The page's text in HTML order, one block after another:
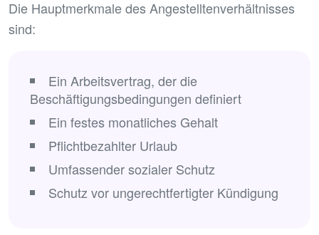
Die Hauptmerkmale des Angestelltenverhältnisses
sind:
Ein Arbeitsvertrag, der die
Beschäftigungsbedingungen definiert
Ein festes monatliches Gehalt
Pflichtbezahlter Urlaub
Umfassender sozialer Schutz
Schutz vor ungerechtfertigter Kündigung